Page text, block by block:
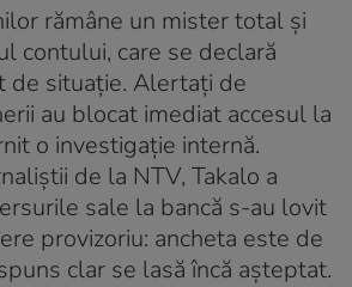
rămâne un mister total și
contului, care se declară
de situație. Alertați de
au blocat imediat accesul la
o investigație internă.
de la NTV, Takalo a
sale la bancă s-au lovit
provizoriu: ancheta este de
clar se lasă încă așteptat.